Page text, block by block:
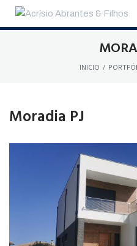
INICIO /
Moradia PJ